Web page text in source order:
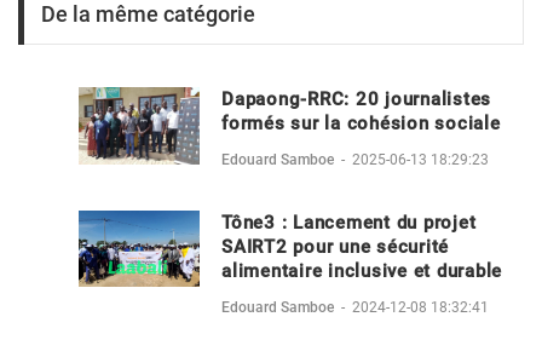
De la même catégorie
Dapaong-RRC: 20 journalistes
formés sur la cohésion sociale
Edouard Samboe - 2025-06-13 18:29:23
Tône3 : Lancement du projet
SAIRT2 pour une sécurité
alimentaire inclusive et durable
Edouard Samboe - 2024-12-08 18:32:41